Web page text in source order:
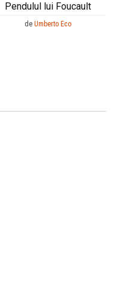
Pendulul lui Foucault
de Umberto Eco